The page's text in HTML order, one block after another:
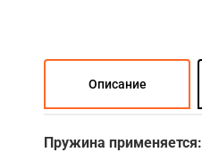
Описание
Пружина применяется: